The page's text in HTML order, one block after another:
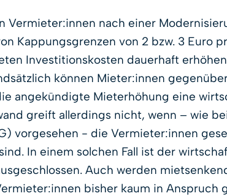
Vermieter:innen nach einer
Kappungsgrenzen von 2 bzw. 3 Euro
Investitionskosten dauerhaft
können Mieter:innen
angekündigte Mieterhöhung eine
greift allerdings nicht, wenn – wie
vorgesehen - die Vermieter:innen
In einem solchen Fall ist der
Auch werden
bisher kaum in Anspruch